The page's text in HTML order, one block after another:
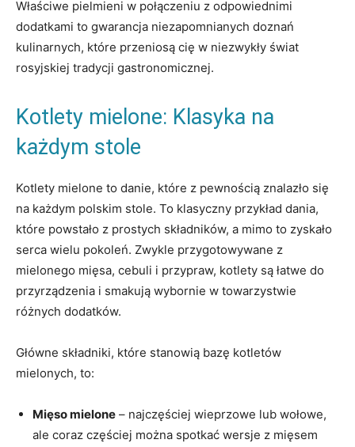
Właściwe pielmieni w połączeniu z‍ odpowiednimi
dodatkami to gwarancja niezapomnianych doznań
kulinarnych, które ‌przeniosą cię w⁣ niezwykły świat ​
rosyjskiej tradycji⁤ gastronomicznej.
Kotlety‍ mielone: Klasyka na
każdym stole
Kotlety mielone‌ to⁢ danie,​ które z ⁤pewnością znalazło się
⁣na każdym polskim ⁢stole.​ To ⁤klasyczny przykład ⁣dania,​
które powstało⁣ z⁢ prostych składników, a mimo to zyskało
‍serca wielu‍ pokoleń. Zwykle ‌przygotowywane z‍
mielonego mięsa, cebuli ⁤i​ przypraw, kotlety są łatwe⁤ do
przyrządzenia i ⁣smakują wybornie w towarzystwie
różnych ⁤dodatków.
Główne składniki, które stanowią bazę kotletów‍
mielonych, to:
Mięso mielone – najczęściej wieprzowe ‍lub wołowe,
ale coraz częściej można‌ spotkać wersje z⁣ mięsem